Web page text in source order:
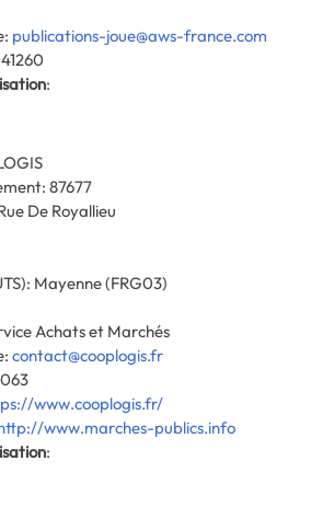
: publications-joue@aws-france.com
:
: 87677
De Royallieu
: Mayenne(FRG03)
Achats et Marchés
: contact@cooplogis.fr
www.cooplogis.fr/
www.marches-publics.info
: